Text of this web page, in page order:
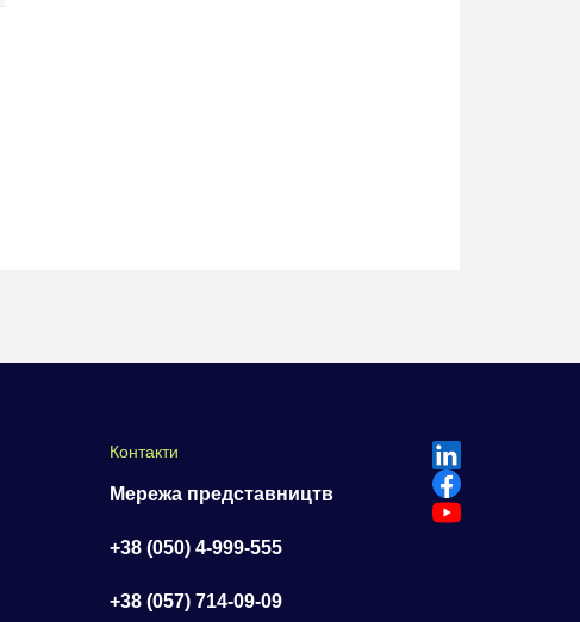
Контакти
Мережа представництв
+38 (050) 4-999-555
+38 (057) 714-09-09